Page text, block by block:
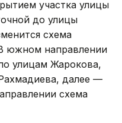
участка улицы
до улицы
схема
южном направлении
улицам Жарокова,
далее —
схема